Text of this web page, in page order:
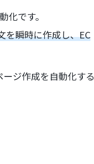
です。
を瞬時に作成し、EC
ジ作成を自動化する